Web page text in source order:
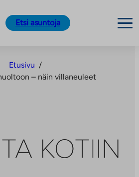
Etsi asuntoja
Etusivu /
– näin villaneuleet